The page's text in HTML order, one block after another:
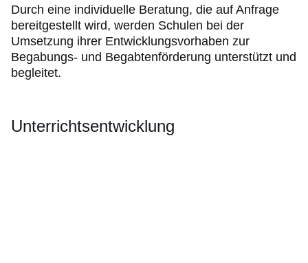
Durch eine individuelle Beratung, die auf Anfrage
bereitgestellt wird, werden Schulen bei der
Umsetzung ihrer Entwicklungsvorhaben zur
Begabungs- und Begabtenförderung unterstützt und
begleitet.
Unterrichtsentwicklung